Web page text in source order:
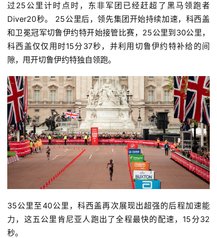
过25公里计时点时，东非军团已经赶超了黑马领跑者
Diver20秒。 25公里后，领先集团开始持续加速，科西盖
和卫冕冠军切鲁伊约特开始接管比赛，25公里到30公里，
科西盖仅仅用时15分37秒，并利用切鲁伊约特补给的间
隙，甩开切鲁伊约特独自领跑。
35公里至40公里，科西盖再次展现出超强的后程加速能
力，这五公里肯尼亚人跑出了全程最快的配速，15分32
秒。